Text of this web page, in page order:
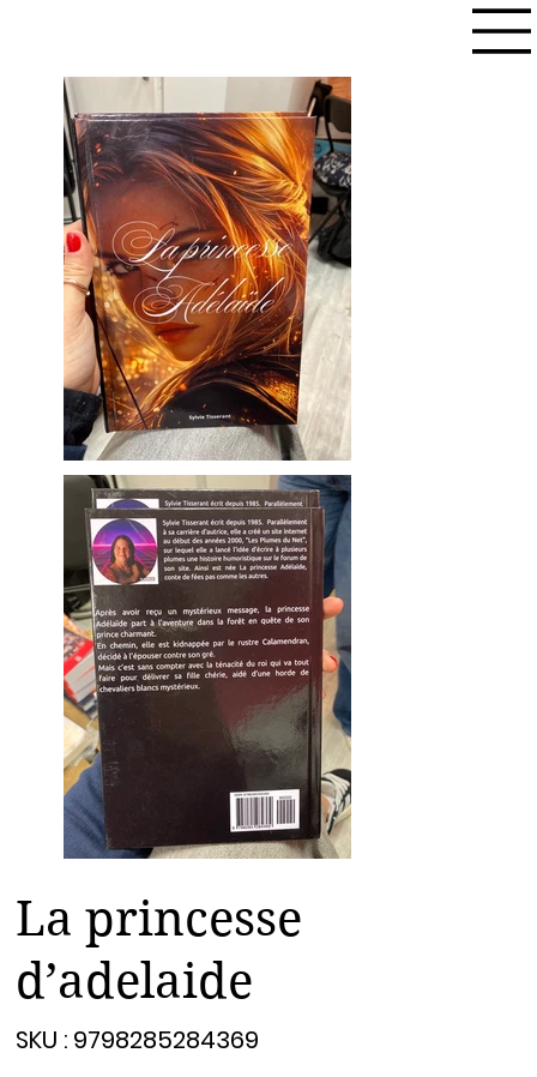
La princesse
d’adelaide
SKU : 9798285284369
9798285284369